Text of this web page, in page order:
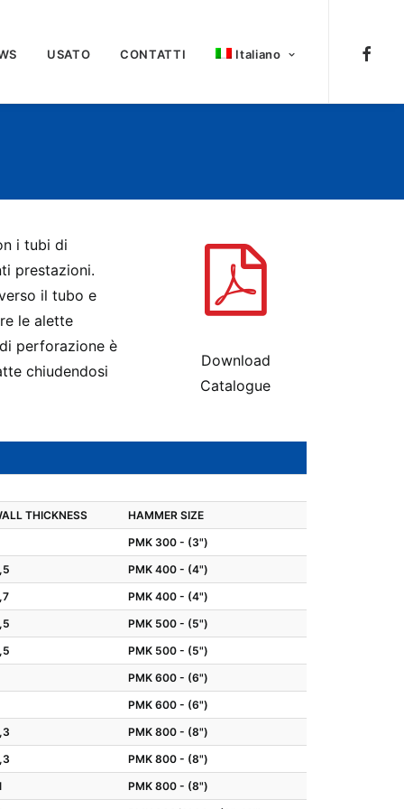
USATO CONTATTI Italiano
i tubi di
prestazioni.
il tubo e
le alette
perforazione è
chiudendosi
Download
Catalogue
THICKNESS
HAMMER SIZE
PMK 300 - (3")
PMK 400 - (4")
PMK 400 - (4")
PMK 500 - (5")
PMK 500 - (5")
PMK 600 - (6")
PMK 600 - (6")
PMK 800 - (8")
PMK 800 - (8")
PMK 800 - (8")